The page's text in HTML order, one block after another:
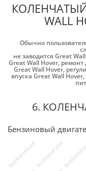
КОЛЕНЧАТЫЙ
WALL
Обычно
не заводится Great
Great Wall Hover, ремонт
Great Wall Hover,
впуска Great Wall Hover,
6.
Бензиновый